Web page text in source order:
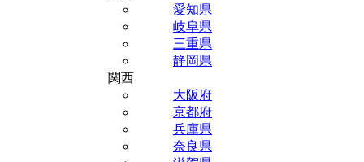
愛知県
岐阜県
三重県
静岡県
関西
大阪府
京都府
兵庫県
奈良県